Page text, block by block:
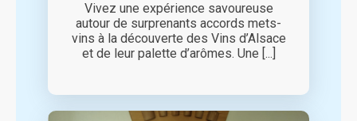
Vivez une expérience savoureuse
autour de surprenants accords mets-
vins à la découverte des Vins d’Alsace
et de leur palette d’arômes. Une [...]